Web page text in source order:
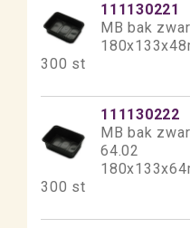
111130221
MB bak
300 st
111130222
MB bak
64.02
300 st